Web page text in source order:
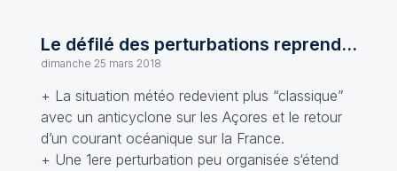
Le défilé des perturbations reprend...
dimanche 25 mars 2018
+ La situation météo redevient plus “classique”
avec un anticyclone sur les Açores et le retour
d’un courant océanique sur la France.
+ Une 1ere perturbation peu organisée s‘étend